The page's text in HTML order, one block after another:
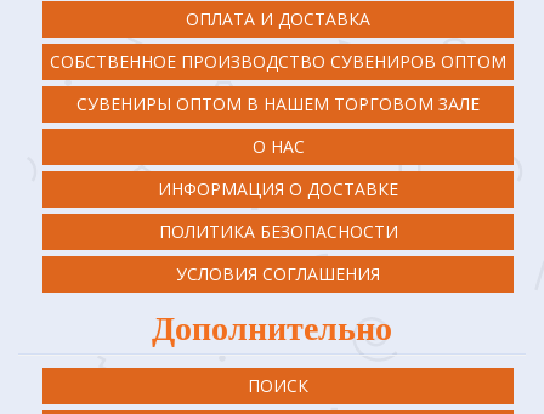
ОПЛАТА И ДОСТАВКА
СОБСТВЕННОЕ ПРОИЗВОДСТВО СУВЕНИРОВ ОПТОМ
СУВЕНИРЫ ОПТОМ В НАШЕМ ТОРГОВОМ ЗАЛЕ
О НАС
ИНФОРМАЦИЯ О ДОСТАВКЕ
ПОЛИТИКА БЕЗОПАСНОСТИ
УСЛОВИЯ СОГЛАШЕНИЯ
Дополнительно
ПОИСК